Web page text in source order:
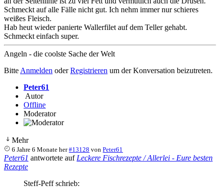
Schmeckt auf alle Fälle nicht gut. Ich nehm immer nur schieres
weißes Fleisch.
Hab heut wieder panierte Wallerfilet auf dem Teller gehabt.
Schmeckt einfach super.
Angeln - die coolste Sache der Welt
Bitte Anmelden oderRegistrieren um der Konversation beizutreten.
Peter61
Autor
Offline
Moderator
Mehr
6 Jahre 6 Monate her #13128 vonPeter61
Peter61 antwortete auf Leckere Fischrezepte / Allerlei - Eure besten
Rezepte
Steff-Peff schrieb: